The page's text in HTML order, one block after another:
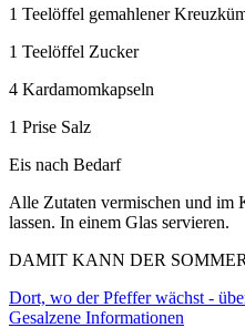
1 Teelöffel gemahlener
1 Teelöffel Zucker
4 Kardamomkapseln
1 Prise Salz
Eis nach Bedarf
Alle Zutaten vermischen und im
lassen. In einem Glas servieren.
DAMIT KANN DER
Dort, wo der Pfeffer wächst -
Gesalzene Informationen